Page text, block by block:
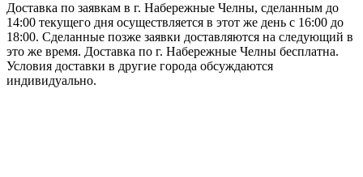
Доставка по заявкам в г. Набережные Челны, сделанным до
14:00 текущего дня осуществляется в этот же день с 16:00 до
18:00. Сделанные позже заявки доставляются на следующий в
это же время. Доставка по г. Набережные Челны бесплатна.
Условия доставки в другие города обсуждаются
индивидуально.